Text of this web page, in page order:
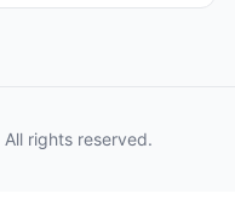
rights reserved.